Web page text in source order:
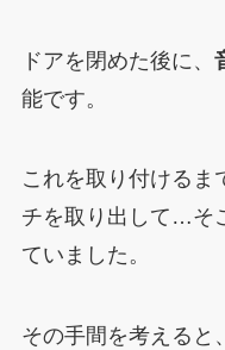
ドアを閉めた後に、
能です。
これを取り付けるま
チを取り出して…そ
ていました。
その手間を考えると、